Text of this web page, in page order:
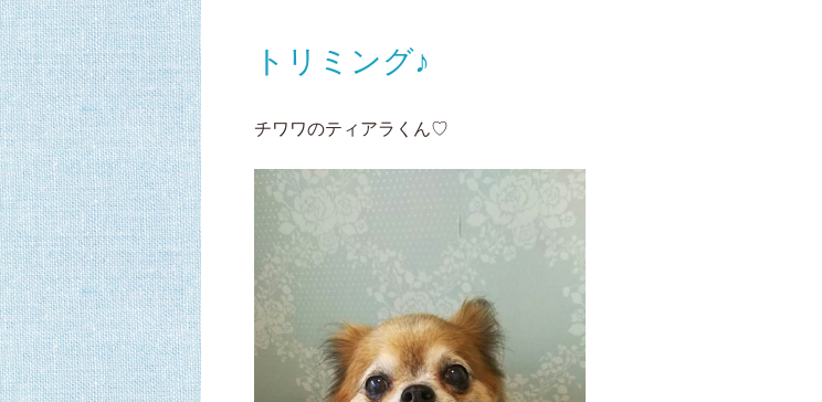
トリミング♪
チワワのティアラくん♡